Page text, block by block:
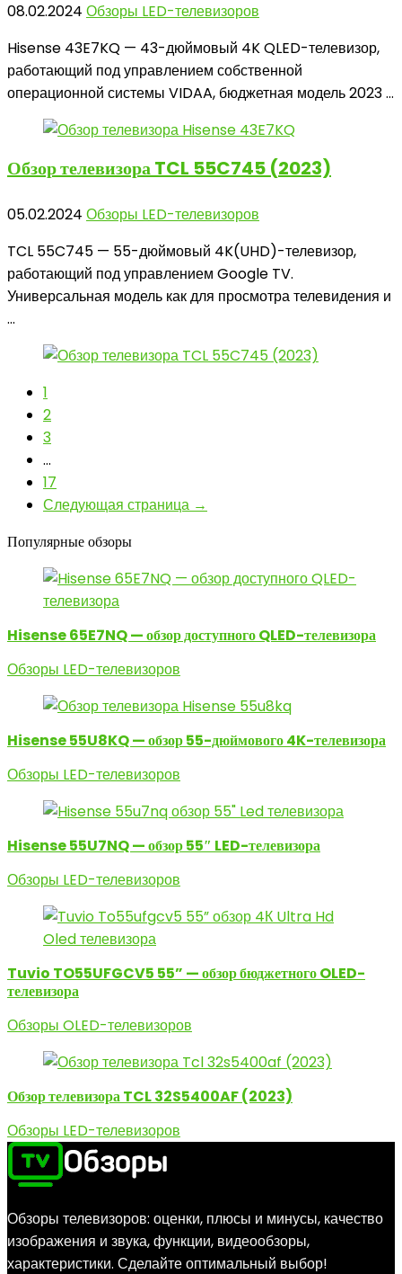
08.02.2024 Обзоры LED-телевизоров
Hisense 43E7KQ — 43-дюймовый 4K QLED-телевизор,
работающий под управлением собственной
операционной системы VIDAA, бюджетная модель 2023 ...
Обзор телевизораTCL 55C745 (2023)
05.02.2024 Обзоры LED-телевизоров
TCL 55C745 — 55-дюймовый 4K(UHD)-телевизор,
работающий под управлением Google TV.
Универсальная модель как для просмотра телевидения и
...
1
2
3
…
17
Следующая страница →
Популярные обзоры
Hisense 65E7NQ — обзор доступного QLED-телевизора
Обзоры LED-телевизоров
Hisense 55U8KQ — обзор 55-дюймового 4K-телевизора
Обзоры LED-телевизоров
Hisense 55U7NQ — обзор 55″ LED-телевизора
Обзоры LED-телевизоров
Tuvio TO55UFGCV5 55” — обзор бюджетного OLED-
телевизора
Обзоры OLED-телевизоров
Обзор телевизора TCL 32S5400AF (2023)
Обзоры LED-телевизоров
Обзоры телевизоров: оценки, плюсы и минусы, качество
изображения и звука, функции, видеообзоры,
характеристики. Сделайте оптимальный выбор!